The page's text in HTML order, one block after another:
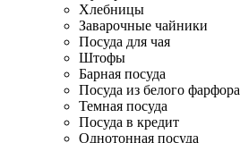
Хлебницы
Заварочные чайники
Посуда для чая
Штофы
Барная посуда
Посуда из белого фарфора
Темная посуда
Посуда в кредит
Однотонная посуда